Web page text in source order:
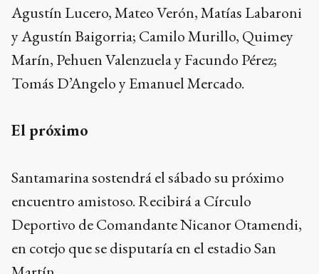
Agustín Lucero, Mateo Verón, Matías Labaroni
y Agustín Baigorria; Camilo Murillo, Quimey
Marín, Pehuen Valenzuela y Facundo Pérez;
Tomás D’Angelo y Emanuel Mercado.
El próximo
Santamarina sostendrá el sábado su próximo
encuentro amistoso. Recibirá a Círculo
Deportivo de Comandante Nicanor Otamendi,
en cotejo que se disputaría en el estadio San